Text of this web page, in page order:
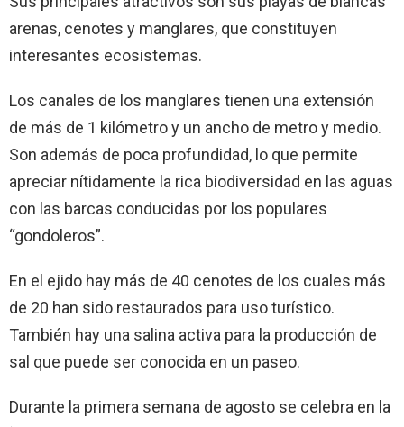
arenas, cenotes y manglares, que constituyen
interesantes ecosistemas.
Los canales de los manglares tienen una extensión
de más de 1 kilómetro y un ancho de metro y medio.
Son además de poca profundidad, lo que permite
apreciar nítidamente la rica biodiversidad en las aguas
con las barcas conducidas por los populares
“gondoleros”.
En el ejido hay más de 40 cenotes de los cuales más
de 20 han sido restaurados para uso turístico.
También hay una salina activa para la producción de
sal que puede ser conocida en un paseo.
Durante la primera semana de agosto se celebra en la